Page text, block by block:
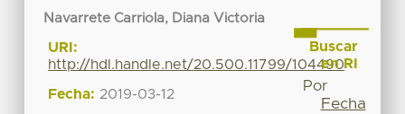
Navarrete Carriola, Diana Victoria
URI:
http://hdl.handle.net/20.500.11799/104490
Fecha: 2019-03-12
Buscar
en RI
Por
Fecha